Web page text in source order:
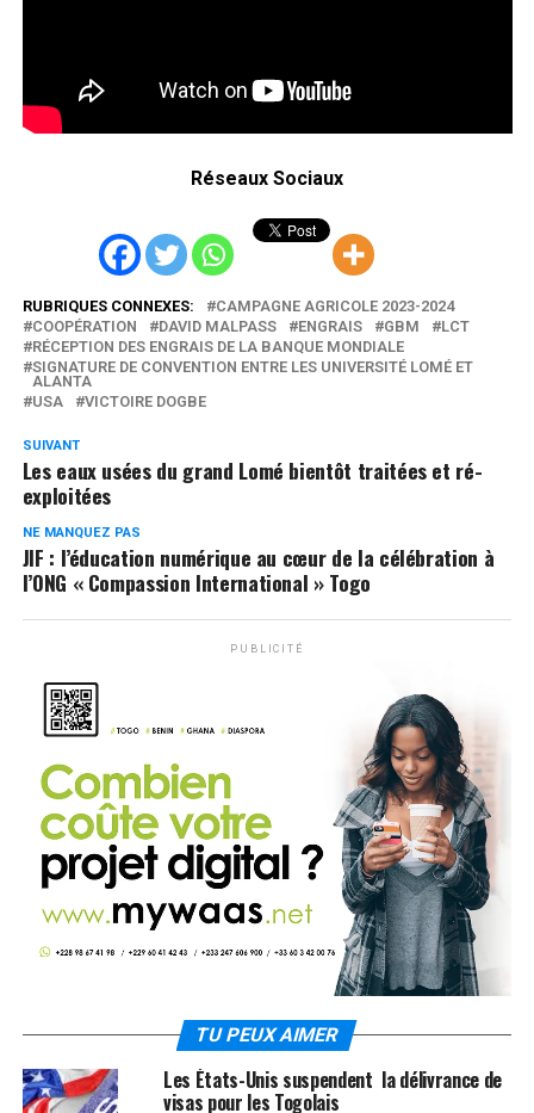
Réseaux Sociaux
RUBRIQUES CONNEXES:
CAMPAGNE AGRICOLE 2023-2024
COOPÉRATION
DAVID MALPASS ENGRAIS GBM
LCT
RÉCEPTION DES ENGRAIS DE LA BANQUE MONDIALE
SIGNATURE DE CONVENTION ENTRE LES UNIVERSITÉ LOMÉ ET
ALANTA
USA
VICTOIRE DOGBE
SUIVANT
Les eaux usées du grand Lomé bientôt traitées et ré-
exploitées
NE MANQUEZ PAS
JIF : l’éducation numérique au cœur de la célébration à
l’ONG « Compassion International » Togo
PUBLICITÉ
TU PEUX AIMER
Les États-Unis suspendent la délivrance de
visas pour les Togolais